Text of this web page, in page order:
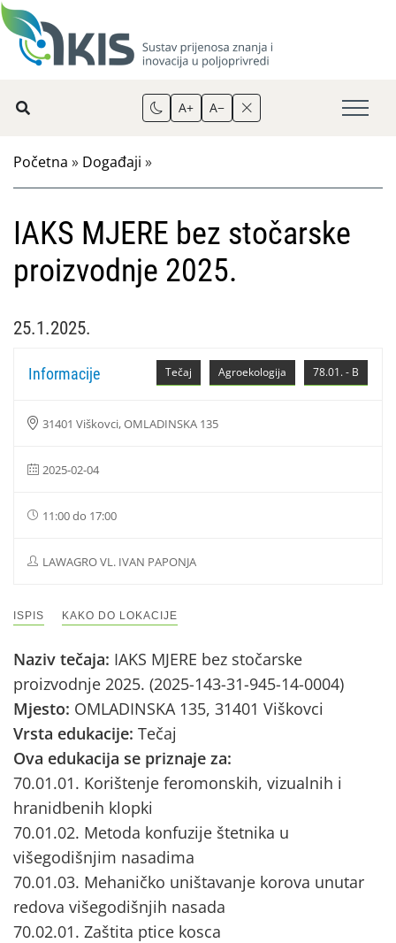
A+ A−
Početna » Događaji »
IAKS MJERE bez stočarske
proizvodnje 2025.
25.1.2025.
78.01. - B
Agroekologija
Tečaj
Informacije
31401 Viškovci, OMLADINSKA 135
2025-02-04
11:00 do 17:00
LAWAGRO VL. IVAN PAPONJA
ISPIS KAKO DO LOKACIJE
Naziv tečaja: IAKS MJERE bez stočarske
proizvodnje 2025. (2025-143-31-945-14-0004)
Mjesto: OMLADINSKA 135, 31401 Viškovci
Vrsta edukacije: Tečaj
Ova edukacija se priznaje za:
70.01.01. Korištenje feromonskih, vizualnih i
hranidbenih klopki
70.01.02. Metoda konfuzije štetnika u
višegodišnjim nasadima
70.01.03. Mehaničko uništavanje korova unutar
redova višegodišnjih nasada
70.02.01. Zaštita ptice kosca